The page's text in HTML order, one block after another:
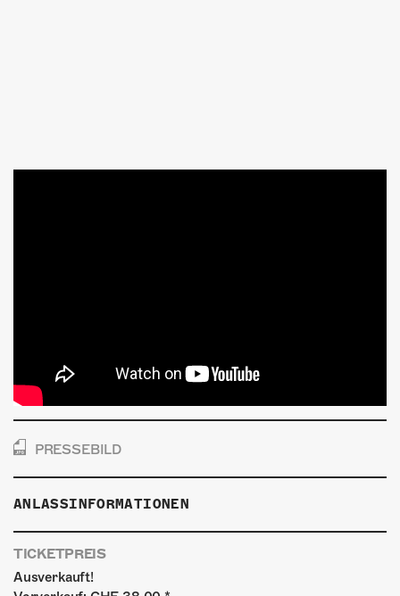
PRESSEBILD
ANLASSINFORMATIONEN
TICKETPREIS
Ausverkauft!